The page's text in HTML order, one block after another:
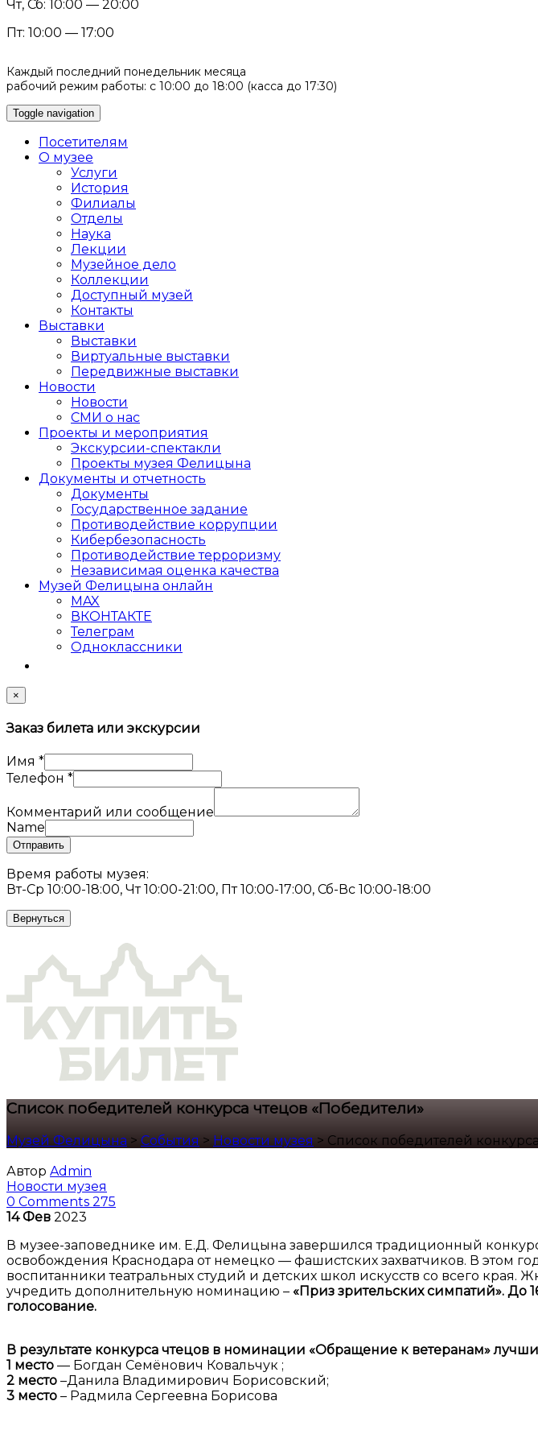
Чт, Сб: 10:00 — 20:00
Пт: 10:00 — 17:00
Каждый последний понедельник месяца
рабочий режим работы: с 10:00 до 18:00 (касса до 17:30)
Toggle navigation
Посетителям
О музее
Услуги
История
Филиалы
Отделы
Наука
Лекции
Музейное дело
Коллекции
Доступный музей
Контакты
Выставки
Выставки
Виртуальные выставки
Передвижные выставки
Новости
Новости
СМИ о нас
Проекты и мероприятия
Экскурсии-спектакли
Проекты музея Фелицына
Документы и отчетность
Документы
Государственное задание
Противодействие коррупции
Кибер­безопасность
Противодействие терроризму
Независимая оценка качества
Музей Фелицына онлайн
MAX
ВКОНТАКТЕ
Телеграм
Одноклассники
×
Заказ билета или экскурсии
Имя *
Телефон *
Комментарий или сообщение
Name
Отправить
Время работы музея:
Вт-Ср 10:00-18:00, Чт 10:00-21:00, Пт 10:00-17:00, Сб-Вс 10:00-18:00
Вернуться
Список победителей конкурса чтецов «Победители»
Музей Фелицына > События > Новости музея > Список победителей
Автор Admin
Новости музея
0 Comments 275
14 Фев 2023
В музее-заповеднике им. Е.Д. Фелицына завершился традиционный
освобождения Краснодара от немецко — фашистских захватчиков. В этом
воспитанники театральных студий и детских школ искусств со всего
учредить дополнительную номинацию – «Приз зрительских симпатий». До
голосование.
В результате конкурса чтецов в номинации «Обращение к ветеранам»
1 место — Богдан Семёнович Ковальчук ;
2 место –Данила Владимирович Борисовский;
3 место – Радмила Сергеевна Борисова